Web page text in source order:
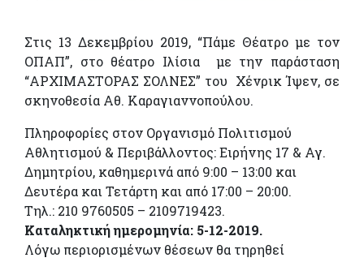
Στις 13 Δεκεμβρίου 2019, “Πάμε Θέατρο με τον
ΟΠΑΠ”, στο θέατρο Ιλίσια με την παράσταση
“ΑΡΧΙΜΑΣΤΟΡΑΣ ΣΟΛΝΕΣ” του Χένρικ Ίψεν, σε
σκηνοθεσία Αθ. Καραγιαννοπούλου.
Πληροφορίες στον Οργανισμό Πολιτισμού
Αθλητισμού & Περιβάλλοντος: Ειρήνης 17 & Αγ.
Δημητρίου, καθημερινά από 9:00 – 13:00 και
Δευτέρα και Τετάρτη και από 17:00 – 20:00.
Τηλ.: 210 9760505 – 2109719423.
Καταληκτική ημερομηνία: 5-12-2019.
Λόγω περιορισμένων θέσεων θα τηρηθεί